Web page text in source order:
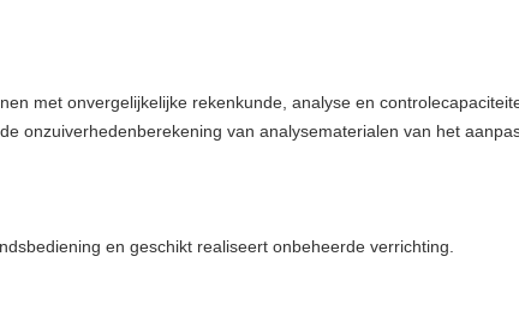
met onvergelijkelijke rekenkunde, analyse en
onzuiverhedenberekening van analysematerialen van het
en geschikt realiseert onbeheerde verrichting.